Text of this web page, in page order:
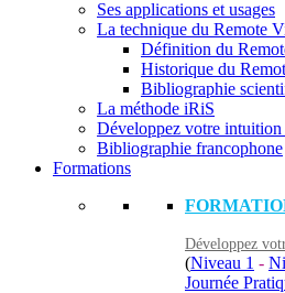
Ses applications et usages
La technique du Remote
Définition du
Historique du
Bibliographie
La méthode iRiS
Développez votre
Bibliographie francophone
Formations
Développez
(Niveau 1 -
Journée